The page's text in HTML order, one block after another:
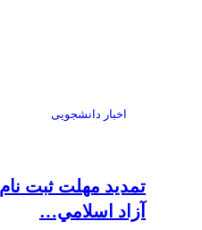
اخبار دانشجویی
تمديد مهلت ثبت
آزاد اسلامي…